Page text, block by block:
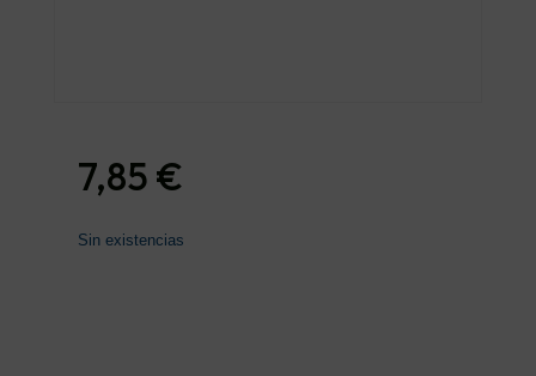
7,85 €
Sin existencias